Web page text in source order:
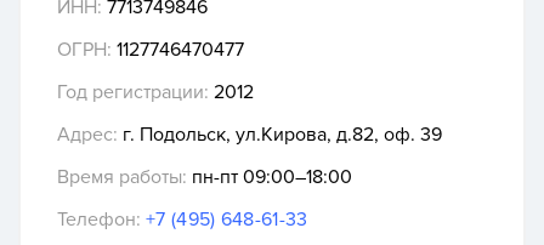
ИНН: 7713749846
ОГРН: 1127746470477
Год регистрации: 2012
Адрес: г. Подольск, ул.Кирова, д.82, оф. 39
Время работы: пн-пт 09:00–18:00
Телефон: +7 (495) 648-61-33